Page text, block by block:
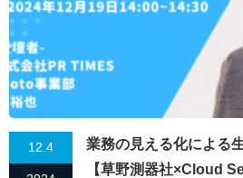
12.4
業務の見える化による
【草野測器社×Cloud